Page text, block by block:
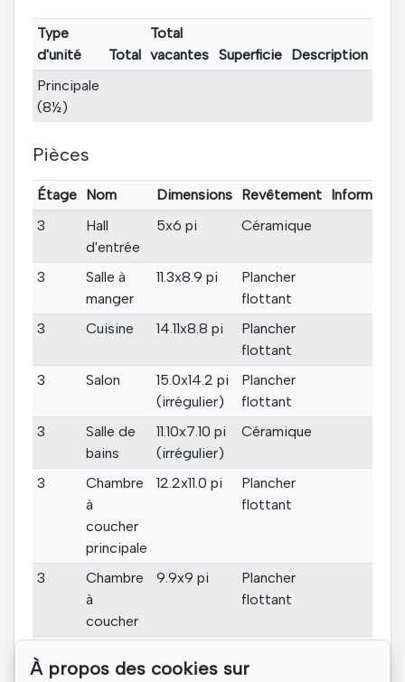
Type
d'unité
Total
Total
vacantes Superficie Description
Principale
(8½)
Pièces
Étage Nom Dimensions Revêtement
3
Hall
d'entrée
5x6 pi Céramique
3
Salle à
manger
11.3x8.9 pi
Plancher
flottant
3
Cuisine 14.11x8.8 pi
Plancher
flottant
3
Salon
15.0x14.2 pi
(irrégulier)
Plancher
flottant
3
Salle de
bains
11.10x7.10 pi
(irrégulier)
Céramique
3
Chambre
à
coucher
principale
12.2x11.0 pi
Plancher
flottant
3
Chambre
à
coucher
9.9x9 pi
Plancher
flottant
lavage
flottant
À propos des cookies sur